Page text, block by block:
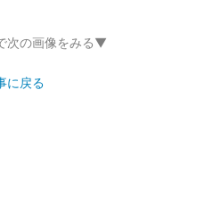
次の画像をみる▼
に戻る